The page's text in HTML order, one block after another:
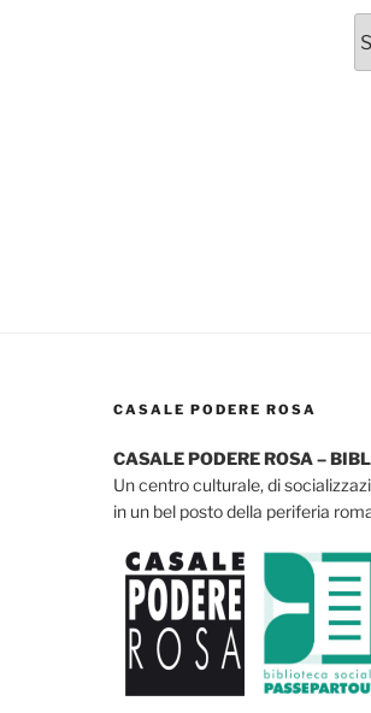
CASALE PODERE ROSA
CASALE PODERE ROSA –
Un centro culturale, di
in un bel posto della periferia